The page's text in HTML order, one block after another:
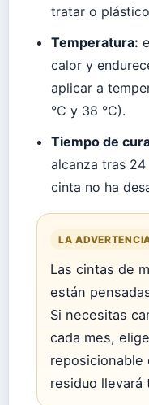
tratar o
Temperatura:
calor y
aplicar a
°C y 38 °C).
Tiempo de
alcanza tras
cinta no ha
LA
Las cintas de
están
Si necesitas
cada mes,
reposicionable
residuo llevará